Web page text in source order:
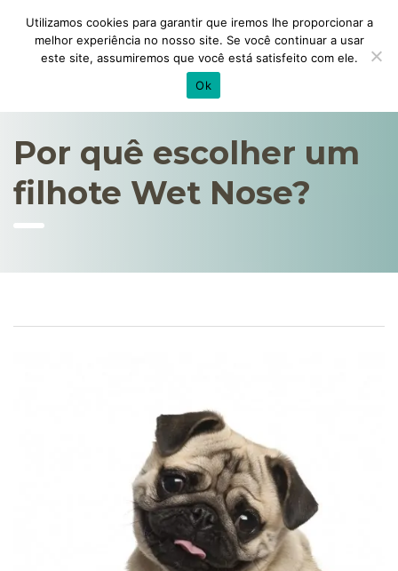
Por quê escolher um
filhote Wet Nose?
Utilizamos cookies para garantir que iremos lhe proporcionar a
melhor experiência no nosso site. Se você continuar a usar
este site, assumiremos que você está satisfeito com ele.
Ok